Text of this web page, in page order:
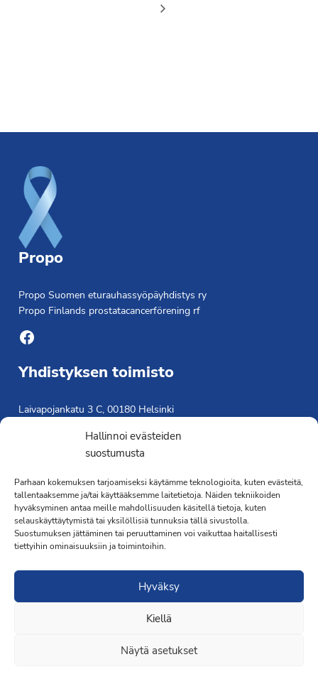
Hallinnoi evästeiden
suostumusta
Parhaan kokemuksen tarjoamiseksi käytämme teknologioita, kuten evästeitä,
tallentaaksemme ja/tai käyttääksemme laitetietoja. Näiden tekniikoiden
hyväksyminen antaa meille mahdollisuuden käsitellä tietoja, kuten
selauskäyttäytymistä tai yksilöllisiä tunnuksia tällä sivustolla.
Suostumuksen jättäminen tai peruuttaminen voi vaikuttaa haitallisesti
tiettyihin ominaisuuksiin ja toimintoihin.
Hyväksy
Kiellä
Näytä asetukset
Propo
Propo Suomen eturauhassyöpäyhdistys ry
Propo Finlands prostatacancerförening rf
Facebook
Yhdistyksen toimisto
Laivapojankatu 3 C, 00180 Helsinki
Saavutettavuusseloste »
Toiminnanjohtaja
Kimmo Järvinen
Terveydenhoitaja
041 501 4176
·Toteutus ja ylläpitoMMD Networks